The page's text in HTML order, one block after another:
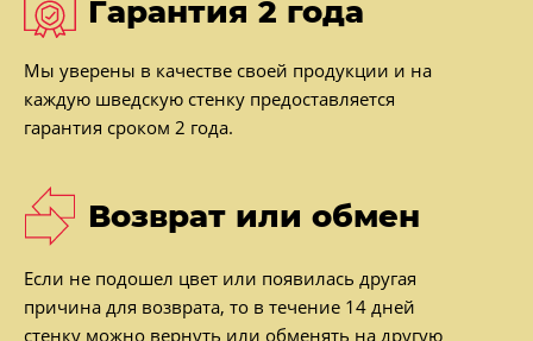
Гарантия 2 года
Мы уверены в качестве своей продукции и на
каждую шведскую стенку предоставляется
гарантия сроком 2 года.
Возврат или обмен
Если не подошел цвет или появилась другая
причина для возврата, то в течение 14 дней
стенку можно вернуть или обменять на другую